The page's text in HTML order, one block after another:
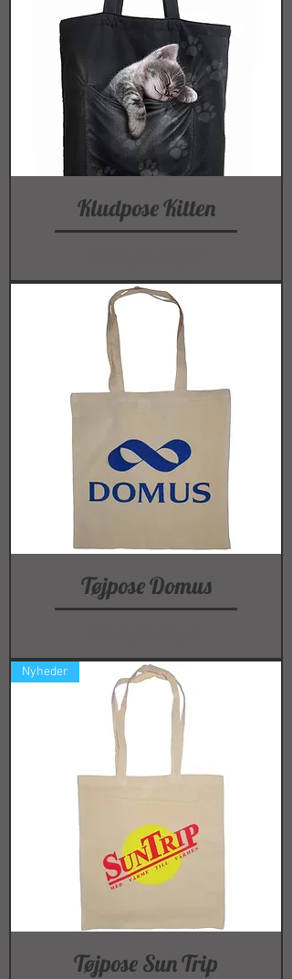
Kludpose Kitten
Tøjpose Domus
Nyheder
Tøjpose Sun Trip